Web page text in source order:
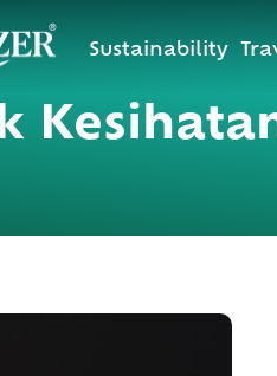
Sustainability